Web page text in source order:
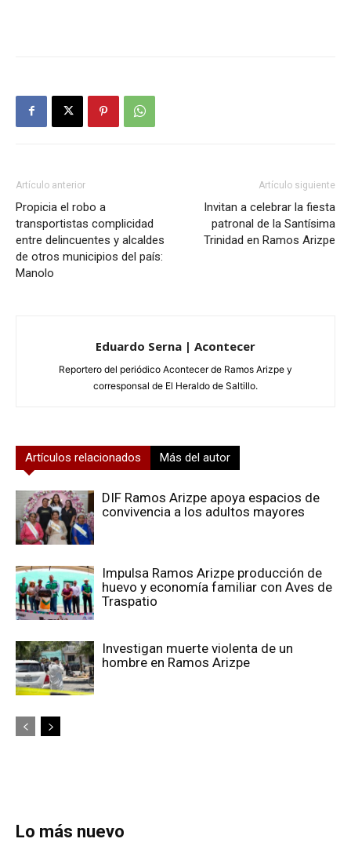
Artículo anterior
Propicia el robo a
transportistas complicidad
entre delincuentes y alcaldes
de otros municipios del país:
Manolo
Artículo siguiente
Invitan a celebrar la fiesta
patronal de la Santísima
Trinidad en Ramos Arizpe
Eduardo Serna | Acontecer
Reportero del periódico Acontecer de Ramos Arizpe y
corresponsal de El Heraldo de Saltillo.
Artículos relacionados Más del autor
DIF Ramos Arizpe apoya espacios de
convivencia a los adultos mayores
Impulsa Ramos Arizpe producción de
huevo y economía familiar con Aves de
Traspatio
Investigan muerte violenta de un
hombre en Ramos Arizpe
Lo más nuevo